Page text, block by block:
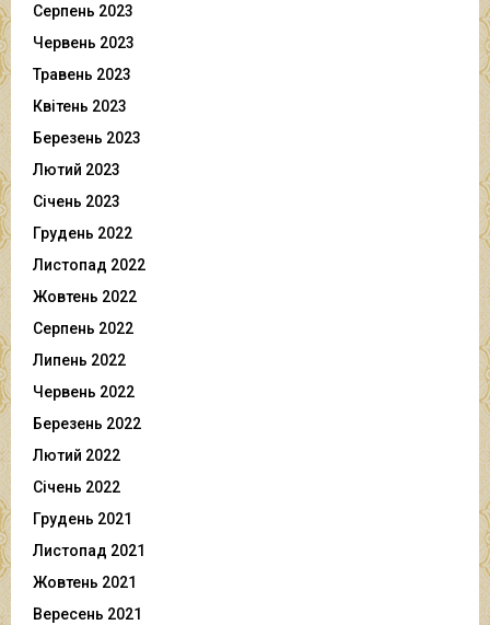
Серпень 2023
Червень 2023
Травень 2023
Квітень 2023
Березень 2023
Лютий 2023
Січень 2023
Грудень 2022
Листопад 2022
Жовтень 2022
Серпень 2022
Липень 2022
Червень 2022
Березень 2022
Лютий 2022
Січень 2022
Грудень 2021
Листопад 2021
Жовтень 2021
Вересень 2021